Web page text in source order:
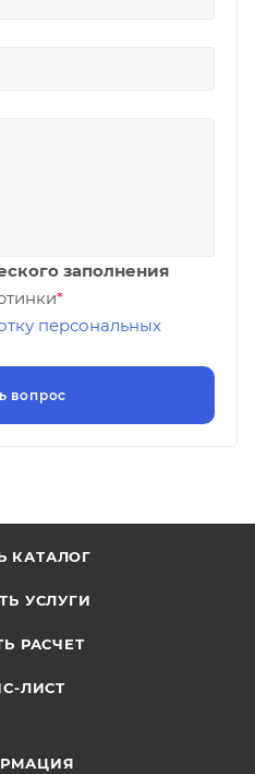
заполнения
*
персональных
КАТАЛОГ
УСЛУГИ
РАСЧЕТ
ЛИСТ